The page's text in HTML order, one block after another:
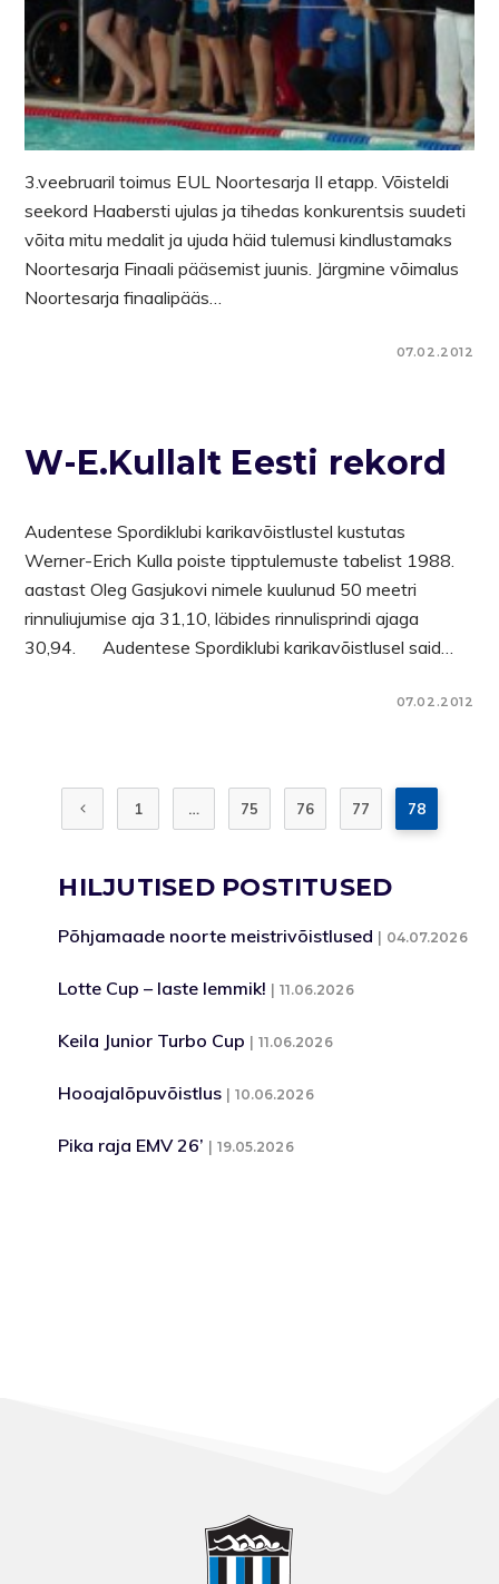
3.veebruaril toimus EUL Noortesarja II etapp. Võisteldi
seekord Haabersti ujulas ja tihedas konkurentsis suudeti
võita mitu medalit ja ujuda häid tulemusi kindlustamaks
Noortesarja Finaali pääsemist juunis. Järgmine võimalus
Noortesarja finaalipääs…
07.02.2012
W-E.Kullalt Eesti rekord
Audentese Spordiklubi karikavõistlustel kustutas
Werner-Erich Kulla poiste tipptulemuste tabelist 1988.
aastast Oleg Gasjukovi nimele kuulunud 50 meetri
rinnuliujumise aja 31,10, läbides rinnulisprindi ajaga
30,94. Audentese Spordiklubi karikavõistlusel said…
07.02.2012
1 … 75 76 77 78
HILJUTISED POSTITUSED
Põhjamaade noorte meistrivõistlused 04.07.2026
Lotte Cup – laste lemmik! 11.06.2026
Keila Junior Turbo Cup 11.06.2026
Hooajalõpuvõistlus 10.06.2026
Pika raja EMV 26’ 19.05.2026